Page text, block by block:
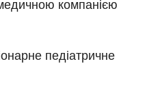
компанією
педіатричне